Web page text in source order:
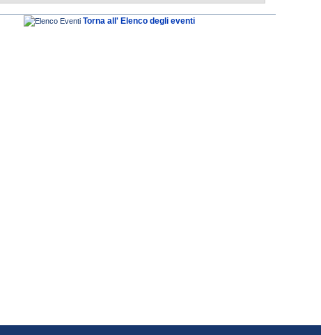
Torna all' Elenco degli eventi